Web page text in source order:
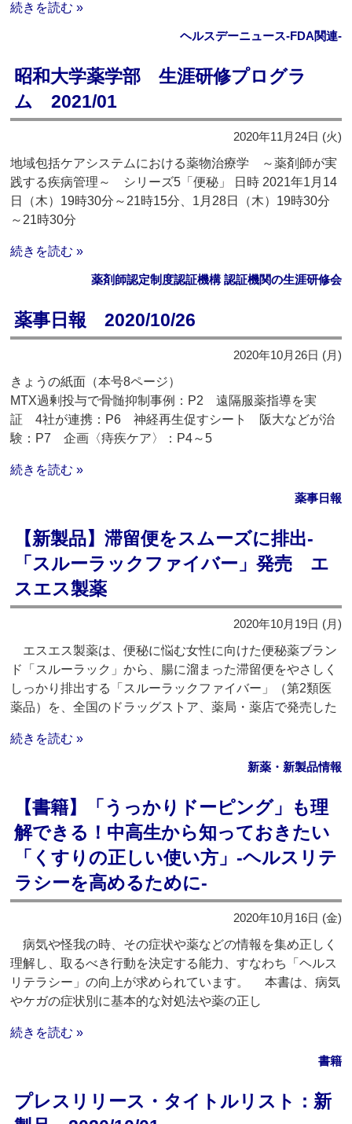
続きを読む »
ヘルスデーニュース‐FDA関連‐
昭和大学薬学部 生涯研修プログラ
ム 2021/01
2020年11月24日 (火)
地域包括ケアシステムにおける薬物治療学 ～薬剤師が実
践する疾病管理～ シリーズ5「便秘」 日時 2021年1月14
日（木）19時30分～21時15分、1月28日（木）19時30分
～21時30分
続きを読む »
薬剤師認定制度認証機構 認証機関の生涯研修会
薬事日報 2020/10/26
2020年10月26日 (月)
きょうの紙面（本号8ページ）
MTX過剰投与で骨髄抑制事例：P2 遠隔服薬指導を実
証 4社が連携：P6 神経再生促すシート 阪大などが治
験：P7 企画〈痔疾ケア〉：P4～5
続きを読む »
薬事日報
【新製品】滞留便をスムーズに排出‐
「スルーラックファイバー」発売 エ
スエス製薬
2020年10月19日 (月)
エスエス製薬は、便秘に悩む女性に向けた便秘薬ブラン
ド「スルーラック」から、腸に溜まった滞留便をやさしく
しっかり排出する「スルーラックファイバー」（第2類医
薬品）を、全国のドラッグストア、薬局・薬店で発売した
続きを読む »
新薬・新製品情報
【書籍】「うっかりドーピング」も理
解できる！中高生から知っておきたい
「くすりの正しい使い方」‐ヘルスリテ
ラシーを高めるために‐
2020年10月16日 (金)
病気や怪我の時、その症状や薬などの情報を集め正しく
理解し、取るべき行動を決定する能力、すなわち「ヘルス
リテラシー」の向上が求められています。 本書は、病気
やケガの症状別に基本的な対処法や薬の正し
続きを読む »
書籍
プレスリリース・タイトルリスト：新